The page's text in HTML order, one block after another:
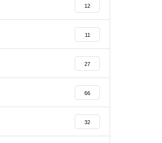
12
11
27
66
32